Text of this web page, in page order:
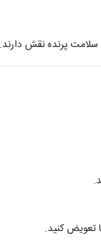
پرنده نقش دارند.
تعویض کنید.